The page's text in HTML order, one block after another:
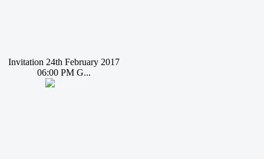
Invitation 24th February 2017
06:00 PM G...